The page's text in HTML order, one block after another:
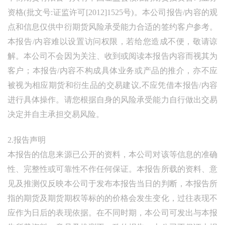
资格(批文号:证监许可[2012]1525号)。本公司报告/内容的观
点和信息仅供中衍期货风险承受能力合适的签约客户参考。
本报告/内容难以设置访问权限，若给您造成不便，敬请谅
解。本公司不会因为关注、收到或阅读本报告内容而视其为
客户；本报告/内容不构成具体业务或产品的推介，亦不应
被视为相应期货和衍生品的交易建议,不应凭借本报告/内容
进行具体操作。请您根据自身的风险承受能力自行做出交易
决定并自主承担交易风险。
2.报告声明
本报告的信息来源已公开的资料，本公司对该等信息的准确
性、完整性或可靠性不作任何保证。本报告所载的资料、意
见及推测仅反映本公司于发布本报告当日的判断，本报告所
指的期货及期货期权等标的的价格会发生变化，过往表现不
应作为日后的表现依据。在不同时期，本公司可发出与本报